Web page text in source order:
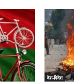
देश-विदेश